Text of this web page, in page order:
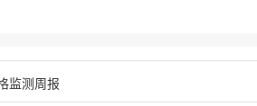
监测周报